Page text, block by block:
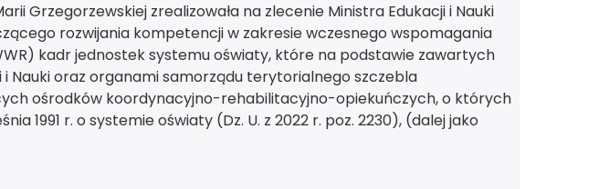
Grzegorzewskiej zrealizowała na zlecenie Ministra Edukacji i Nauki
rozwijania kompetencji w zakresie wczesnego wspomagania
kadr jednostek systemu oświaty, które na podstawie zawartych
Nauki oraz organami samorządu terytorialnego szczebla
ośrodków koordynacyjno-rehabilitacyjno-opiekuńczych, o których
1991 r. o systemie oświaty (Dz. U. z 2022 r. poz. 2230), (dalej jako